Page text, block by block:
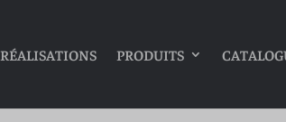
RÉALISATIONS PRODUITS